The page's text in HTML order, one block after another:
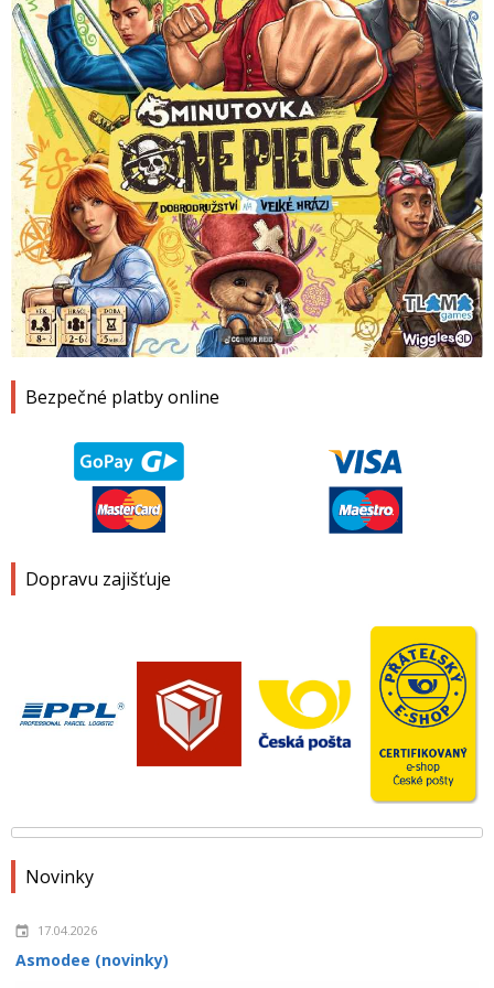
Bezpečné platby online
Dopravu zajišťuje
Novinky
17.04.2026
Asmodee (novinky)